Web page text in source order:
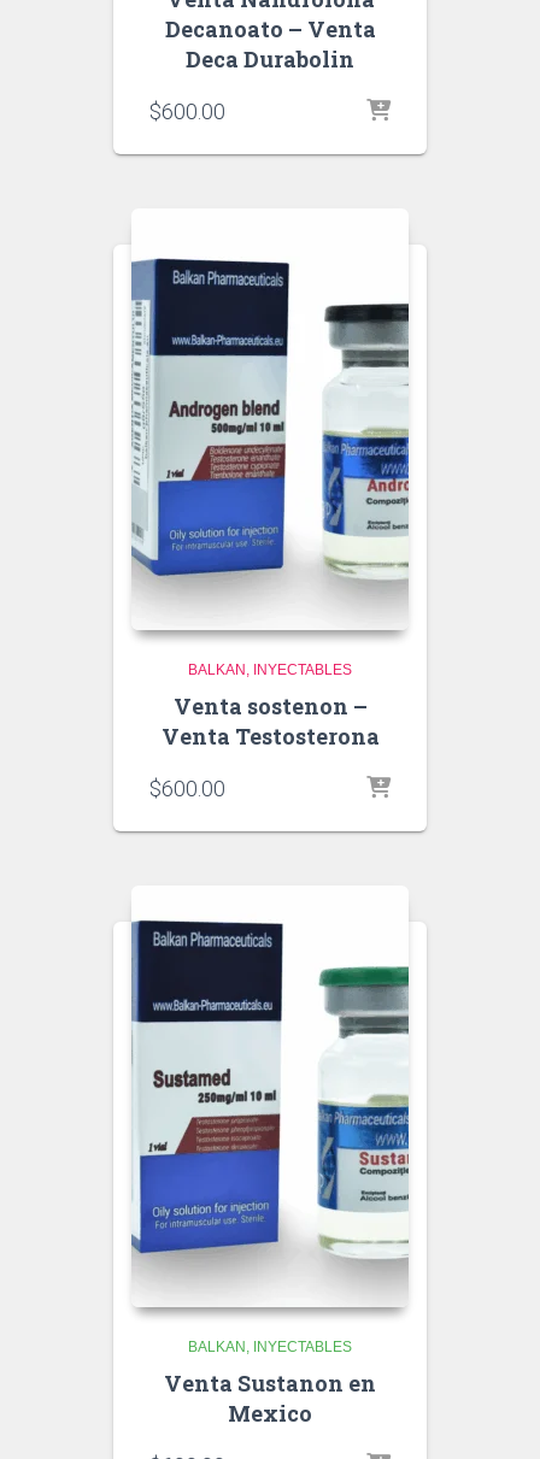
Decanoato – Venta
Deca Durabolin
$600.00
BALKAN INYECTABLES
Venta sostenon –
Venta Testosterona
$600.00
BALKAN INYECTABLES
Venta Sustanon en
Mexico